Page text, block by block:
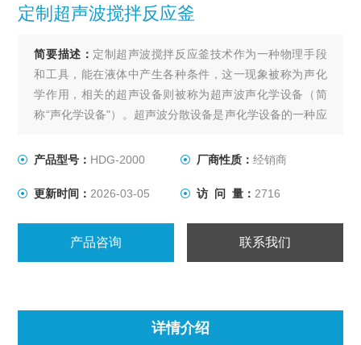
定制超声波搅拌反应釜
简要描述： 定制超声波搅拌反应釜技术作为一种物理手段
和工具，能在液体中产生各种条件，这一现象被称为声化
学作用，相关的超声设备则被称为超声波声化学设备（简
称“声化学设备"）。超声波分散设备是声化学设备的一种应
促进固液反应等效果。
产品型号： HDG-2000 厂商性质： 经销商
更新时间： 2026-03-05 访 问 量： 2716
产品咨询 联系我们
详情介绍